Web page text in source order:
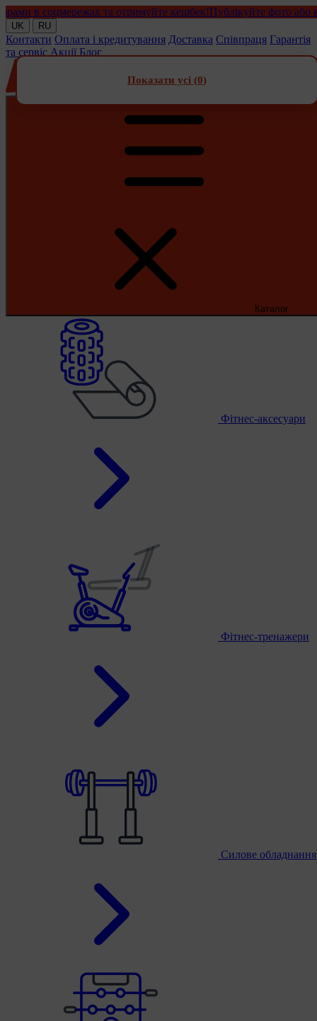
в соцмережах та отримуйте кешбек!Публікуйте фото або
UK RU
Контакти Оплата і кредитування Доставка Співпраця Гарантія
та сервіс Акції Блог
Каталог
Фітнес-аксесуари
Фітнес-тренажери
Силове обладнання
Показати усі (0)